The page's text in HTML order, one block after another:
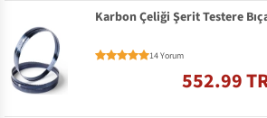
Karbon Çeliği Şerit Testere
14 Yorum
552.99